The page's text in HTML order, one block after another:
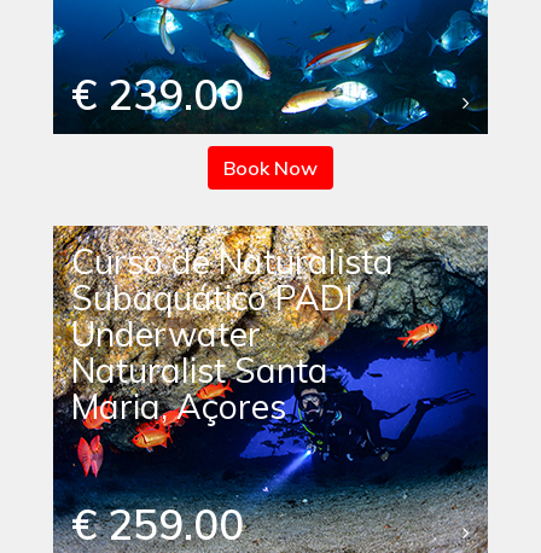
€ 239.00
Book Now
Curso de Naturalista
Subaquático PADI
Underwater
Naturalist Santa
Maria, Açores
€ 259.00